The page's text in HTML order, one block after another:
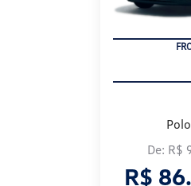
De: R$
R$